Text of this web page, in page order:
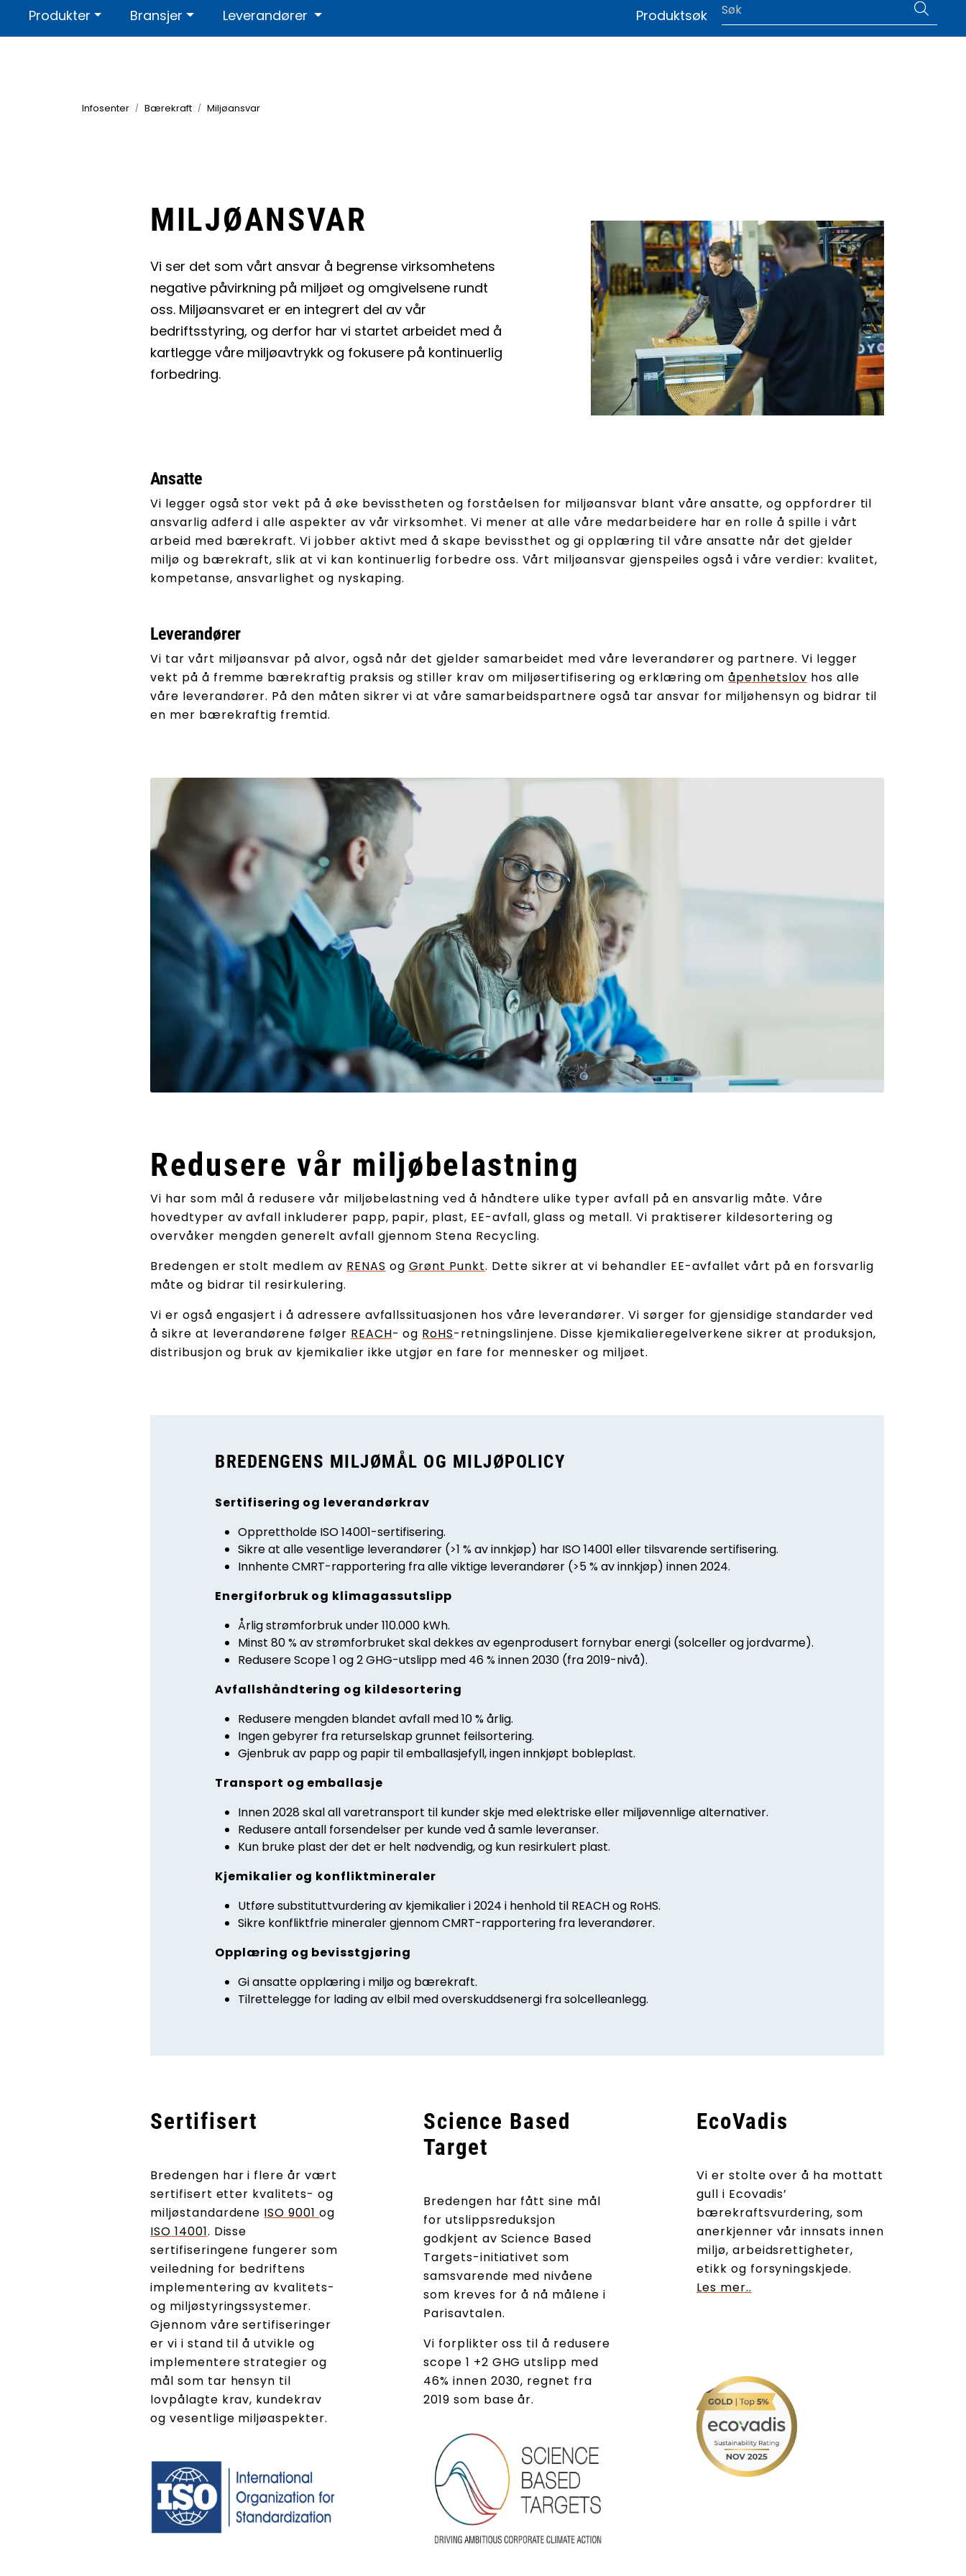
Skip to main content
Kontakt ossOm oss Sertifikater og dokumentasjon | Language
Produkter Bransjer Leverandører Produktsøk
Infosenter Bærekraft Miljøansvar
Ansatte
Vi legger også stor vekt på å øke bevisstheten og forståelsen for miljøansvar blant våre ansatte, og oppfordrer til
ansvarlig adferd i alle aspekter av vår virksomhet. Vi mener at alle våre medarbeidere har en rolle å spille i vårt
arbeid med bærekraft. Vi jobber aktivt med å skape bevissthet og gi opplæring til våre ansatte når det gjelder
miljø og bærekraft, slik at vi kan kontinuerlig forbedre oss. Vårt miljøansvar gjenspeiles også i våre verdier: kvalitet,
kompetanse, ansvarlighet og nyskaping.
MILJØANSVAR
Vi ser det som vårt ansvar å begrense virksomhetens
negative påvirkning på miljøet og omgivelsene rundt
oss. Miljøansvaret er en integrert del av vår
bedriftsstyring, og derfor har vi startet arbeidet med å
kartlegge våre miljøavtrykk og fokusere på kontinuerlig
forbedring.
Redusere vår miljøbelastning
Vi har som mål å redusere vår miljøbelastning ved å håndtere ulike typer avfall på en ansvarlig måte. Våre
hovedtyper av avfall inkluderer papp, papir, plast, EE-avfall, glass og metall. Vi praktiserer kildesortering og
overvåker mengden generelt avfall gjennom Stena Recycling.
Bredengen er stolt medlem av RENAS og Grønt Punkt. Dette sikrer at vi behandler EE-avfallet vårt på en forsvarlig
måte og bidrar til resirkulering.
Vi er også engasjert i å adressere avfallssituasjonen hos våre leverandører. Vi sørger for gjensidige standarder ved
å sikre at leverandørene følger REACH- og RoHS-retningslinjene. Disse kjemikalieregelverkene sikrer at produksjon,
distribusjon og bruk av kjemikalier ikke utgjør en fare for mennesker og miljøet.
Science Based
Target
Bredengen har fått sine mål
for utslippsreduksjon
godkjent av Science Based
Targets-initiativet som
samsvarende med nivåene
som kreves for å nå målene i
Parisavtalen.
Vi forplikter oss til å redusere
scope 1 +2 GHG utslipp med
46% innen 2030, regnet fra
2019 som base år.
Sertifisert
Bredengen har i flere år vært
sertifisert etter kvalitets- og
miljøstandardene ISO 9001 og
ISO 14001. Disse
sertifiseringene fungerer som
veiledning for bedriftens
implementering av kvalitets-
og miljøstyringssystemer.
Gjennom våre sertifiseringer
er vi i stand til å utvikle og
implementere strategier og
mål som tar hensyn til
lovpålagte krav, kundekrav
og vesentlige miljøaspekter.
BREDENGENS MILJØMÅL OG MILJØPOLICY
Sertifisering og leverandørkrav
Opprettholde ISO 14001-sertifisering.
Sikre at alle vesentlige leverandører (>1 % av innkjøp) har ISO 14001 eller tilsvarende sertifisering.
Innhente CMRT-rapportering fra alle viktige leverandører (>5 % av innkjøp) innen 2024.
Energiforbruk og klimagassutslipp
Årlig strømforbruk under 110.000 kWh.
Minst 80 % av strømforbruket skal dekkes av egenprodusert fornybar energi (solceller og jordvarme).
Redusere Scope 1 og 2 GHG-utslipp med 46 % innen 2030 (fra 2019-nivå).
Avfallshåndtering og kildesortering
Redusere mengden blandet avfall med 10 % årlig.
Ingen gebyrer fra returselskap grunnet feilsortering.
Gjenbruk av papp og papir til emballasjefyll, ingen innkjøpt bobleplast.
Transport og emballasje
Innen 2028 skal all varetransport til kunder skje med elektriske eller miljøvennlige alternativer.
Redusere antall forsendelser per kunde ved å samle leveranser.
Kun bruke plast der det er helt nødvendig, og kun resirkulert plast.
Kjemikalier og konfliktmineraler
Utføre substituttvurdering av kjemikalier i 2024 i henhold til REACH og RoHS.
Sikre konfliktfrie mineraler gjennom CMRT-rapportering fra leverandører.
Opplæring og bevisstgjøring
Gi ansatte opplæring i miljø og bærekraft.
Tilrettelegge for lading av elbil med overskuddsenergi fra solcelleanlegg.
Leverandører
Vi tar vårt miljøansvar på alvor, også når det gjelder samarbeidet med våre leverandører og partnere. Vi legger
vekt på å fremme bærekraftig praksis og stiller krav om miljøsertifisering og erklæring omåpenhetslov hos alle
våre leverandører. På den måten sikrer vi at våre samarbeidspartnere også tar ansvar for miljøhensyn og bidrar til
en mer bærekraftig fremtid.
EcoVadis
Vi er stolte over å ha mottatt
gull i Ecovadis’
bærekraftsvurdering, som
anerkjenner vår innsats innen
miljø, arbeidsrettigheter,
etikk og forsyningskjede.
Les mer..